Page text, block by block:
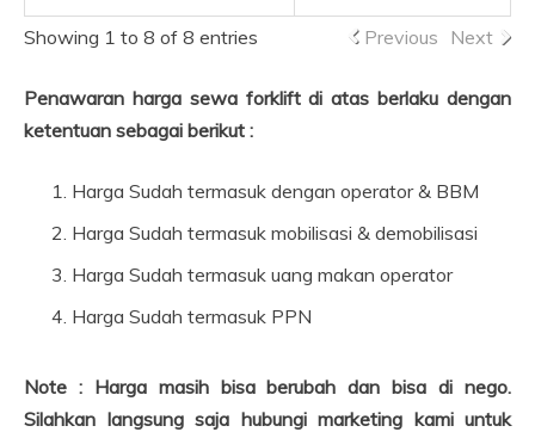
Showing 1 to 8 of 8 entries Previous Next
Penawaran harga sewa forklift di atas berlaku dengan
ketentuan sebagai berikut :
Harga Sudah termasuk dengan operator & BBM
Harga Sudah termasuk mobilisasi & demobilisasi
Harga Sudah termasuk uang makan operator
Harga Sudah termasuk PPN
Note : Harga masih bisa berubah dan bisa di nego.
Silahkan langsung saja hubungi marketing kami untuk